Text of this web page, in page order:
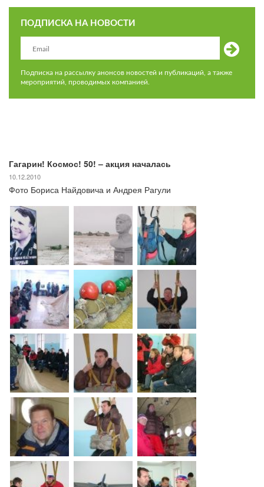
ПОДПИСКА НА НОВОСТИ
Подписка на рассылку анонсов новостей и публикаций, а также
мероприятий, проводимых компанией.
Гагарин! Космос! 50! – акция началась
10.12.2010
Фото Бориса Найдовича и Андрея Рагули